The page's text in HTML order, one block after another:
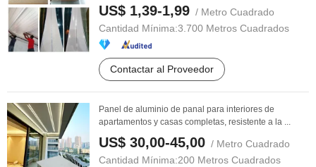
US$ 1,39-1,99 / Metro Cuadrado
Cantidad Mínima:3.700 Metros Cuadrados
Contactar al Proveedor
Panel de aluminio de panal para interiores de
apartamentos y casas completas, resistente a la ...
US$ 30,00-45,00 / Metro Cuadrado
Cantidad Mínima:200 Metros Cuadrados